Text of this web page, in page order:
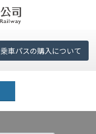
乗車パスの購入について